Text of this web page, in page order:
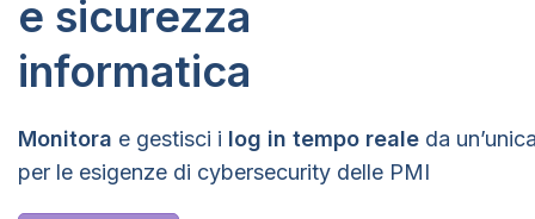
e sicurezza
informatica
Monitora e gestisci i log in tempo reale da
per le esigenze di cybersecurity delle PMI